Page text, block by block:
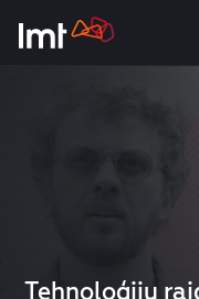
Tehnoloģiju